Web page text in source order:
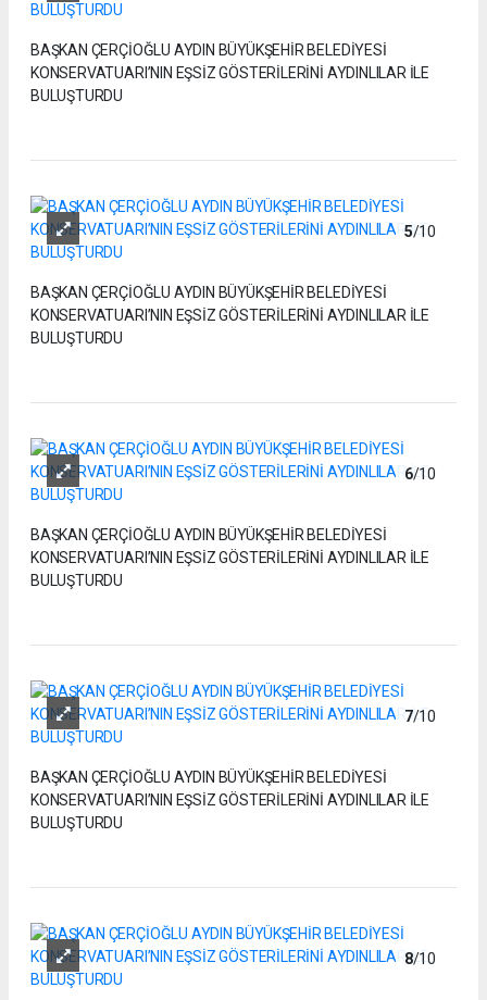
BAŞKAN ÇERÇİOĞLU AYDIN BÜYÜKŞEHİR BELEDİYESİ
KONSERVATUARI’NIN EŞSİZ GÖSTERİLERİNİ AYDINLILAR İLE
BULUŞTURDU
5/10
BAŞKAN ÇERÇİOĞLU AYDIN BÜYÜKŞEHİR BELEDİYESİ
KONSERVATUARI’NIN EŞSİZ GÖSTERİLERİNİ AYDINLILAR İLE
BULUŞTURDU
6/10
BAŞKAN ÇERÇİOĞLU AYDIN BÜYÜKŞEHİR BELEDİYESİ
KONSERVATUARI’NIN EŞSİZ GÖSTERİLERİNİ AYDINLILAR İLE
BULUŞTURDU
7/10
BAŞKAN ÇERÇİOĞLU AYDIN BÜYÜKŞEHİR BELEDİYESİ
KONSERVATUARI’NIN EŞSİZ GÖSTERİLERİNİ AYDINLILAR İLE
BULUŞTURDU
8/10